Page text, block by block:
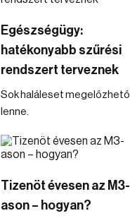
Egészségügy:
hatékonyabb szűrési
rendszert terveznek
Sok haláleset megelőzhető
lenne.
Tizenöt évesen az M3-
ason – hogyan?